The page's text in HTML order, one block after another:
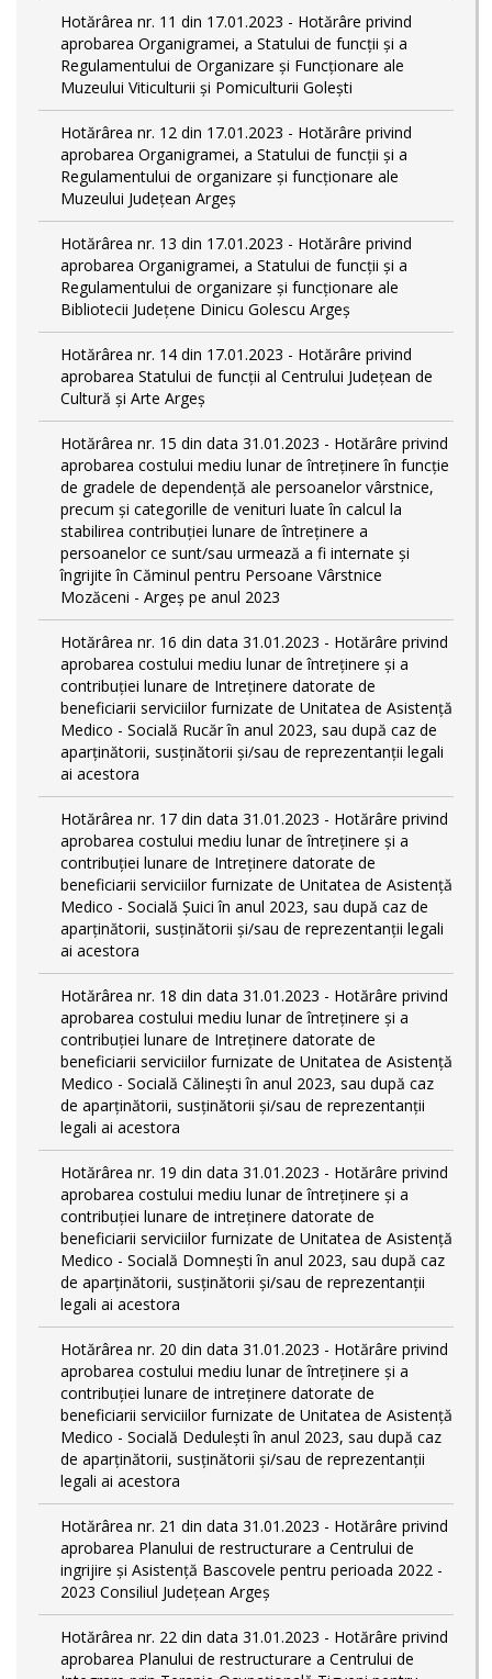
Hotărârea nr. 11 din 17.01.2023 - Hotărâre privind
aprobarea Organigramei, a Statului de funcții și a
Regulamentului de Organizare și Funcționare ale
Muzeului Viticulturii și Pomiculturii Golești
Hotărârea nr. 12 din 17.01.2023 - Hotărâre privind
aprobarea Organigramei, a Statului de funcții și a
Regulamentului de organizare și funcționare ale
Muzeului Județean Argeș
Hotărârea nr. 13 din 17.01.2023 - Hotărâre privind
aprobarea Organigramei, a Statului de funcții și a
Regulamentului de organizare și funcționare ale
Bibliotecii Județene Dinicu Golescu Argeș
Hotărârea nr. 14 din 17.01.2023 - Hotărâre privind
aprobarea Statului de funcţii al Centrului Județean de
Cultură și Arte Argeș
Hotărârea nr. 15 din data 31.01.2023 - Hotărâre privind
aprobarea costului mediu lunar de întreţinere în funcţie
de gradele de dependenţă ale persoanelor vârstnice,
precum şi categorille de venituri luate în calcul la
stabilirea contribuţiei lunare de întreţinere a
persoanelor ce sunt/sau urmează a fi internate şi
îngrijite în Căminul pentru Persoane Vârstnice
Mozăceni - Argeş pe anul 2023
Hotărârea nr. 16 din data 31.01.2023 - Hotărâre privind
aprobarea costului mediu lunar de întreţinere şi a
contribuţiei lunare de Intreţinere datorate de
beneficiarii serviciilor furnizate de Unitatea de Asistenţă
Medico - Socială Rucăr în anul 2023, sau după caz de
aparţinătorii, susţinătorii şi/sau de reprezentanţii legali
ai acestora
Hotărârea nr. 17 din data 31.01.2023 - Hotărâre privind
aprobarea costului mediu lunar de întreţinere şi a
contribuţiei lunare de Intreţinere datorate de
beneficiarii serviciilor furnizate de Unitatea de Asistenţă
Medico - Socială Şuici în anul 2023, sau după caz de
aparţinătorii, susţinătorii şi/sau de reprezentanţii legali
ai acestora
Hotărârea nr. 18 din data 31.01.2023 - Hotărâre privind
aprobarea costului mediu lunar de întreţinere şi a
contribuţiei lunare de Intreţinere datorate de
beneficiarii serviciilor furnizate de Unitatea de Asistenţă
Medico - Socială Călineşti în anul 2023, sau după caz
de aparţinătorii, susţinătorii şi/sau de reprezentanţii
legali ai acestora
Hotărârea nr. 19 din data 31.01.2023 - Hotărâre privind
aprobarea costului mediu lunar de întreţinere şi a
contribuţiei lunare de intreţinere datorate de
beneficiarii serviciilor furnizate de Unitatea de Asistenţă
Medico - Socială Domneşti în anul 2023, sau după caz
de aparţinătorii, susţinătorii şi/sau de reprezentanţii
legali ai acestora
Hotărârea nr. 20 din data 31.01.2023 - Hotărâre privind
aprobarea costului mediu lunar de întreţinere şi a
contribuţiei lunare de intreţinere datorate de
beneficiarii serviciilor furnizate de Unitatea de Asistenţă
Medico - Socială Deduleşti în anul 2023, sau după caz
de aparţinătorii, susţinătorii şi/sau de reprezentanţii
legali ai acestora
Hotărârea nr. 21 din data 31.01.2023 - Hotărâre privind
aprobarea Planului de restructurare a Centrului de
ingrijire şi Asistenţă Bascovele pentru perioada 2022 -
2023 Consiliul Judeţean Argeş
Hotărârea nr. 22 din data 31.01.2023 - Hotărâre privind
aprobarea Planului de restructurare a Centrului de